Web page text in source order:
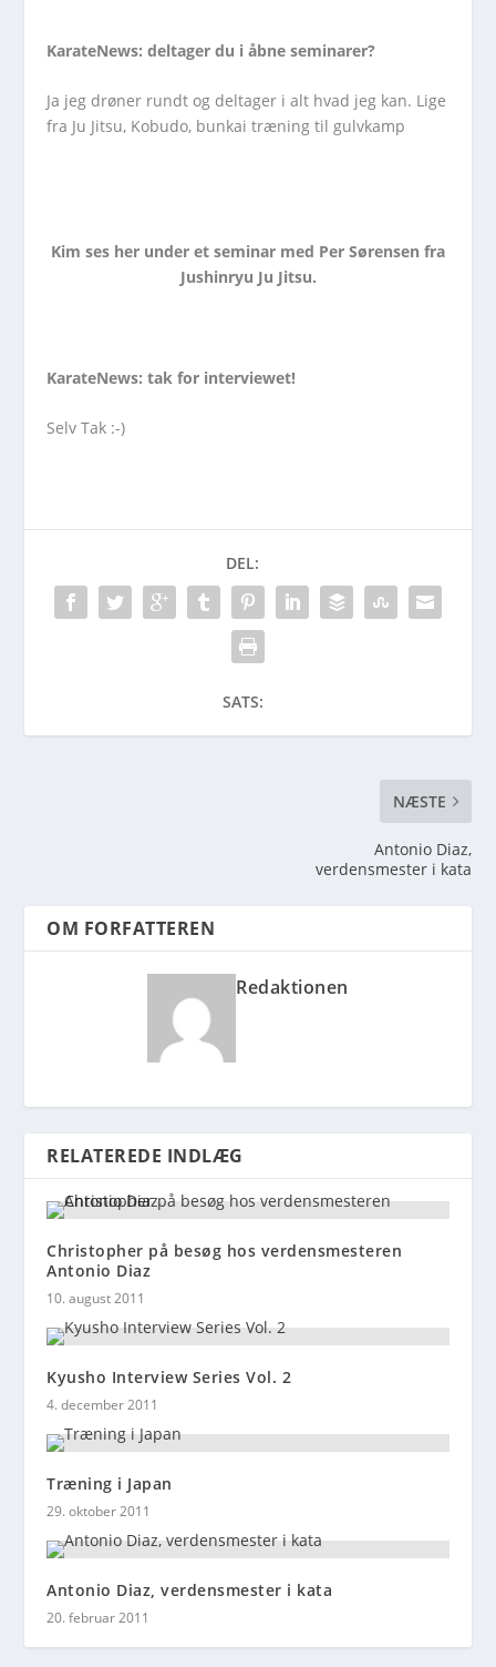
KarateNews: deltager du i åbne seminarer?
Ja jeg drøner rundt og deltager i alt hvad jeg kan. Lige
fra Ju Jitsu, Kobudo, bunkai træning til gulvkamp
Kim ses her under et seminar med Per Sørensen fra
Jushinryu Ju Jitsu.
KarateNews: tak for interviewet!
Selv Tak :-)
DEL:
SATS:
NÆSTE
Antonio Diaz,
verdensmester i kata
OM FORFATTEREN
Redaktionen
RELATEREDE INDLÆG
Christopher på besøg hos verdensmesteren
Antonio Diaz
10. august 2011
Kyusho Interview Series Vol. 2
4. december 2011
Træning i Japan
29. oktober 2011
Antonio Diaz, verdensmester i kata
20. februar 2011